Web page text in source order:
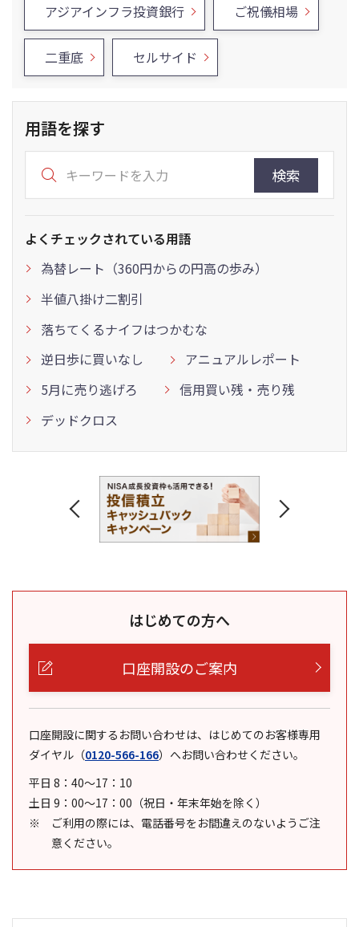
アジアインフラ投資銀行 ご祝儀相場
二重底 セルサイド
用語を探す
検索
よくチェックされている用語
為替レート（360円からの円高の歩み）
半値八掛け二割引
落ちてくるナイフはつかむな
逆日歩に買いなし
アニュアルレポート
5月に売り逃げろ
信用買い残・売り残
デッドクロス
はじめての方へ
口座開設のご案内
口座開設に関するお問い合わせは、はじめてのお客様専用
ダイヤル （0120-566-166） へお問い合わせください。
平日 8：40～17：10
土日 9：00～17：00（祝日・年末年始を除く）
ご利用の際には、電話番号をお間違えのないようご注
意ください。